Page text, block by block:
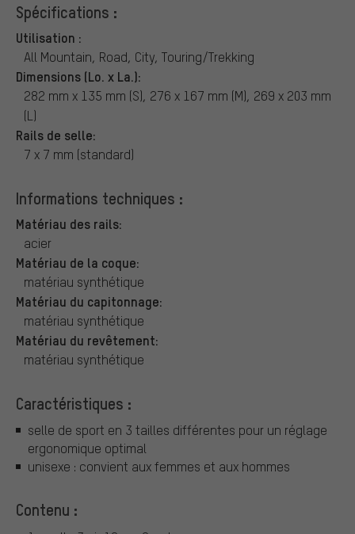
Spécifications :
Utilisation :
All Mountain, Road, City, Touring/Trekking
Dimensions (Lo. x La.):
282 mm x 135 mm (S), 276 x 167 mm (M), 269 x 203 mm
(L)
Rails de selle:
7 x 7 mm (standard)
Informations techniques :
Matériau des rails:
acier
Matériau de la coque:
matériau synthétique
Matériau du capitonnage:
matériau synthétique
Matériau du revêtement:
matériau synthétique
Caractéristiques :
selle de sport en 3 tailles différentes pour un réglage
ergonomique optimal
unisexe : convient aux femmes et aux hommes
Contenu :